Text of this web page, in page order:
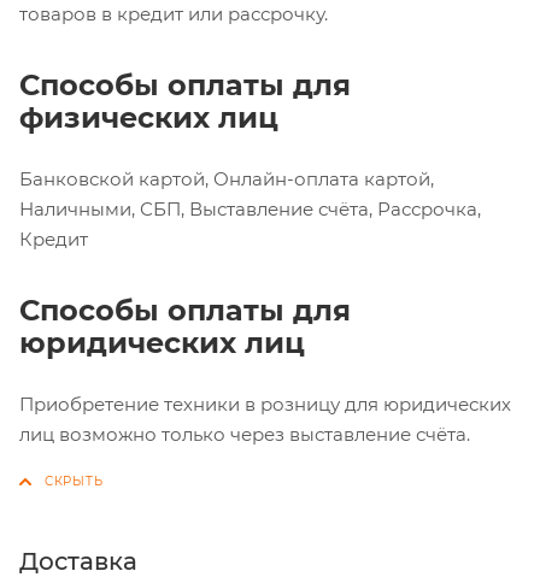
товаров в кредит или рассрочку.
Способы оплаты для
физических лиц
Банковской картой, Онлайн-оплата картой,
Наличными, СБП, Выставление счёта, Рассрочка,
Кредит
Способы оплаты для
юридических лиц
Приобретение техники в розницу для юридических
лиц возможно только через выставление счёта.
Доставка